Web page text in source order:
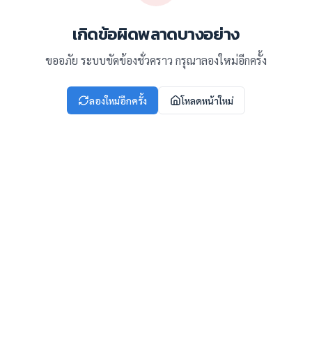
เกิดข้อผิดพลาดบางอย่าง
ขออภัย ระบบขัดข้องชั่วคราว กรุณาลองใหม่อีกครั้ง
ลองใหม่อีกครั้ง โหลดหน้าใหม่